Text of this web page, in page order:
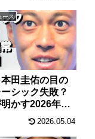
ース
本田圭佑の目の
シック失敗？
かす2026年最
2026.05.04